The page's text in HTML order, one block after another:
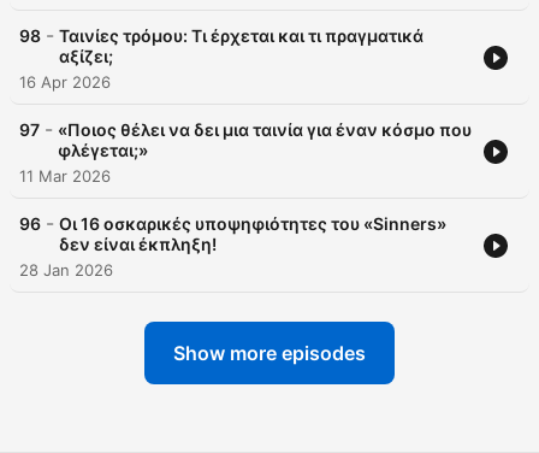
98 - Ταινίες τρόμου: Τι έρχεται και τι πραγματικά
αξίζει;
16 Apr 2026
97 - «Ποιος θέλει να δει μια ταινία για έναν κόσμο που
φλέγεται;»
11 Mar 2026
96 - Οι 16 οσκαρικές υποψηφιότητες του «Sinners»
δεν είναι έκπληξη!
28 Jan 2026
Show more episodes